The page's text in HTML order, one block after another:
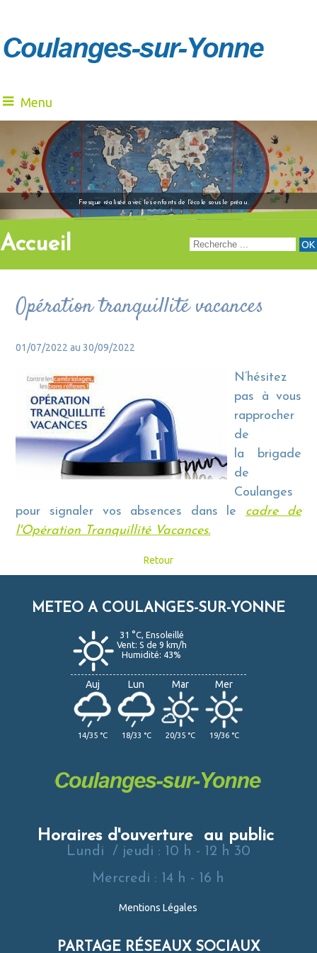
Menu
Fresque réalisée avec les enfants de l'école sous le préau
"Venez à notre
Accueil
Opération tranquillité vacances
01/07/2022 au 30/09/2022
N’hésitez
pas à vous
rapprocher
de
la brigade
de
Coulanges
pour signaler vos absences dans le cadre de
l'Opération Tranquillité Vacances.
Retour
METEO A COULANGES-SUR-YONNE
31 °C, Ensoleillé
Vent: S de 9 km/h
Humidité: 43%
Auj
14/35 °C
Lun
18/33 °C
Mar
20/35 °C
Mer
19/36 °C
Horaires d'ouverture au public
Lundi / jeudi : 10 h - 12 h 30
Mercredi : 14 h - 16 h
Mentions Légales
PARTAGE RÉSEAUX SOCIAUX